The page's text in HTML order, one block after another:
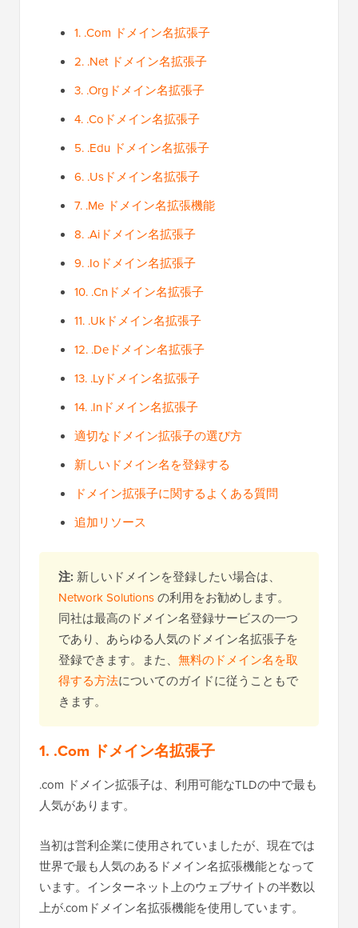
1. .Com ドメイン名拡張子
2. .Net ドメイン名拡張子
3. .Orgドメイン名拡張子
4. .Coドメイン名拡張子
5. .Edu ドメイン名拡張子
6. .Usドメイン名拡張子
7. .Me ドメイン名拡張機能
8. .Aiドメイン名拡張子
9. .Ioドメイン名拡張子
10. .Cnドメイン名拡張子
11. .Ukドメイン名拡張子
12. .Deドメイン名拡張子
13. .Lyドメイン名拡張子
14. .Inドメイン名拡張子
適切なドメイン拡張子の選び方
新しいドメイン名を登録する
ドメイン拡張子に関するよくある質問
追加リソース
注: 新しいドメインを登録したい場合は、
Network Solutionsの利用をお勧めします。
同社は最高のドメイン名登録サービスの一つ
であり、あらゆる人気のドメイン名拡張子を
登録できます。また、 無料のドメイン名を取
得する方法についてのガイドに従うこともで
きます。
1. .Com ドメイン名拡張子
.com ドメイン拡張子は、利用可能なTLDの中で最も
人気があります。
当初は営利企業に使用されていましたが、現在では
世界で最も人気のあるドメイン名拡張機能となって
います。インターネット上のウェブサイトの半数以
上が.comドメイン名拡張機能を使用しています。